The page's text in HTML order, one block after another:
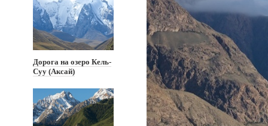
Дорога на озеро Кель-
Суу (Аксай)